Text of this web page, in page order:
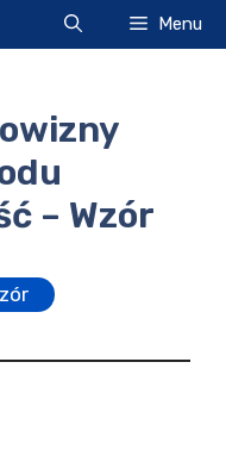
Menu
– Wzór